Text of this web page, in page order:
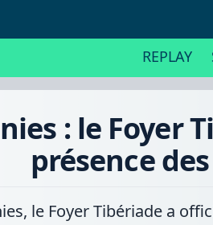
REPLAY
: le Foyer
présence
le Foyer Tibériade a